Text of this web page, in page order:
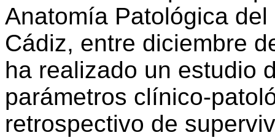
Anatomía Patológica
Cádiz, entre diciembre
ha realizado un estudio
parámetros clínico-
retrospectivo de